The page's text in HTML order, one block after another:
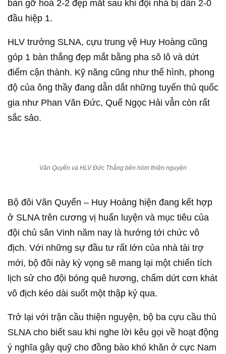
bàn gỡ hoà 2-2 đẹp mắt sau khi đội nhà bị dẫn 2-0
đầu hiệp 1.
HLV trưởng SLNA, cựu trung vệ Huy Hoàng cũng
góp 1 bàn thắng đẹp mắt bằng pha sô lô và dứt
điểm cận thành. Kỹ năng cũng như thể hình, phong
độ của ông thầy đang dẫn dắt những tuyển thủ quốc
gia như Phan Văn Đức, Quế Ngọc Hải vẫn còn rất
sắc sảo.
Văn Quyến và HLV Đức Thắng bên hòm thiện nguyện
Bộ đôi Văn Quyến – Huy Hoàng hiện đang kết hợp
ở SLNA trên cương vị huấn luyện và mục tiêu của
đội chủ sân Vinh năm nay là hướng tới chức vô
địch. Với những sự đầu tư rất lớn của nhà tài trợ
mới, bộ đôi này kỳ vọng sẽ mang lại một chiến tích
lịch sử cho đội bóng quê hương, chấm dứt cơn khát
vô địch kéo dài suốt một thập kỷ qua.
Trở lại với trận cầu thiện nguyện, bộ ba cựu cầu thủ
SLNA cho biết sau khi nghe lời kêu gọi về hoạt động
ý nghĩa gây quỹ cho đồng bào khó khăn ở cực Nam